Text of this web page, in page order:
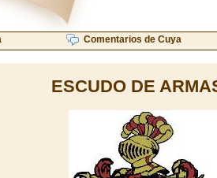
Comentarios de Cuya
ESCUDO DE